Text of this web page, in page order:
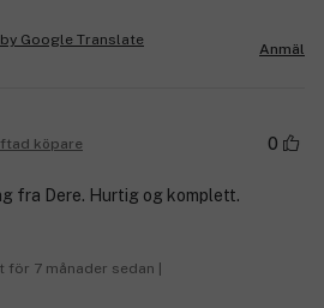
Anmäl
köpare 0
fra Dere. Hurtig og komplett.
7 månader sedan |